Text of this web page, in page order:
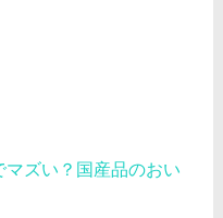
ズい？国産品のおい